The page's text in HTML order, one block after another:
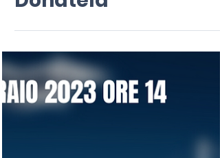
22 feb 2023 Tempo di lettura: 4 min
“Virtual Challenge –
Primo Memorial
Donatela”